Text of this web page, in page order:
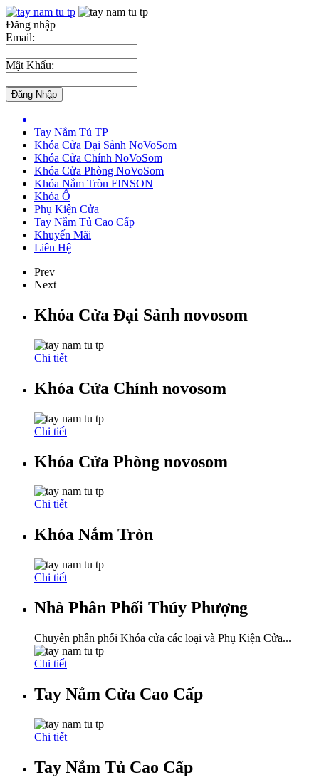
Đăng nhập
Email:
Mật Khẩu:
Tay Nắm Tủ TP
Khóa Cửa Đại Sảnh NoVoSom
Khóa Cửa Chính NoVoSom
Khóa Cửa Phòng NoVoSom
Khóa Nắm Tròn FINSON
Khóa Ổ
Phụ Kiện Cửa
Tay Nắm Tủ Cao Cấp
Khuyến Mãi
Liên Hệ
Prev
Next
Khóa Cửa Đại Sảnh novosom
Chi tiết
Khóa Cửa Chính novosom
Chi tiết
Khóa Cửa Phòng novosom
Chi tiết
Khóa Nắm Tròn
Chi tiết
Nhà Phân Phối Thúy Phượng
Chuyên phân phối Khóa cửa các loại và Phụ Kiện Cửa...
Chi tiết
Tay Nắm Cửa Cao Cấp
Chi tiết
Tay Nắm Tủ Cao Cấp